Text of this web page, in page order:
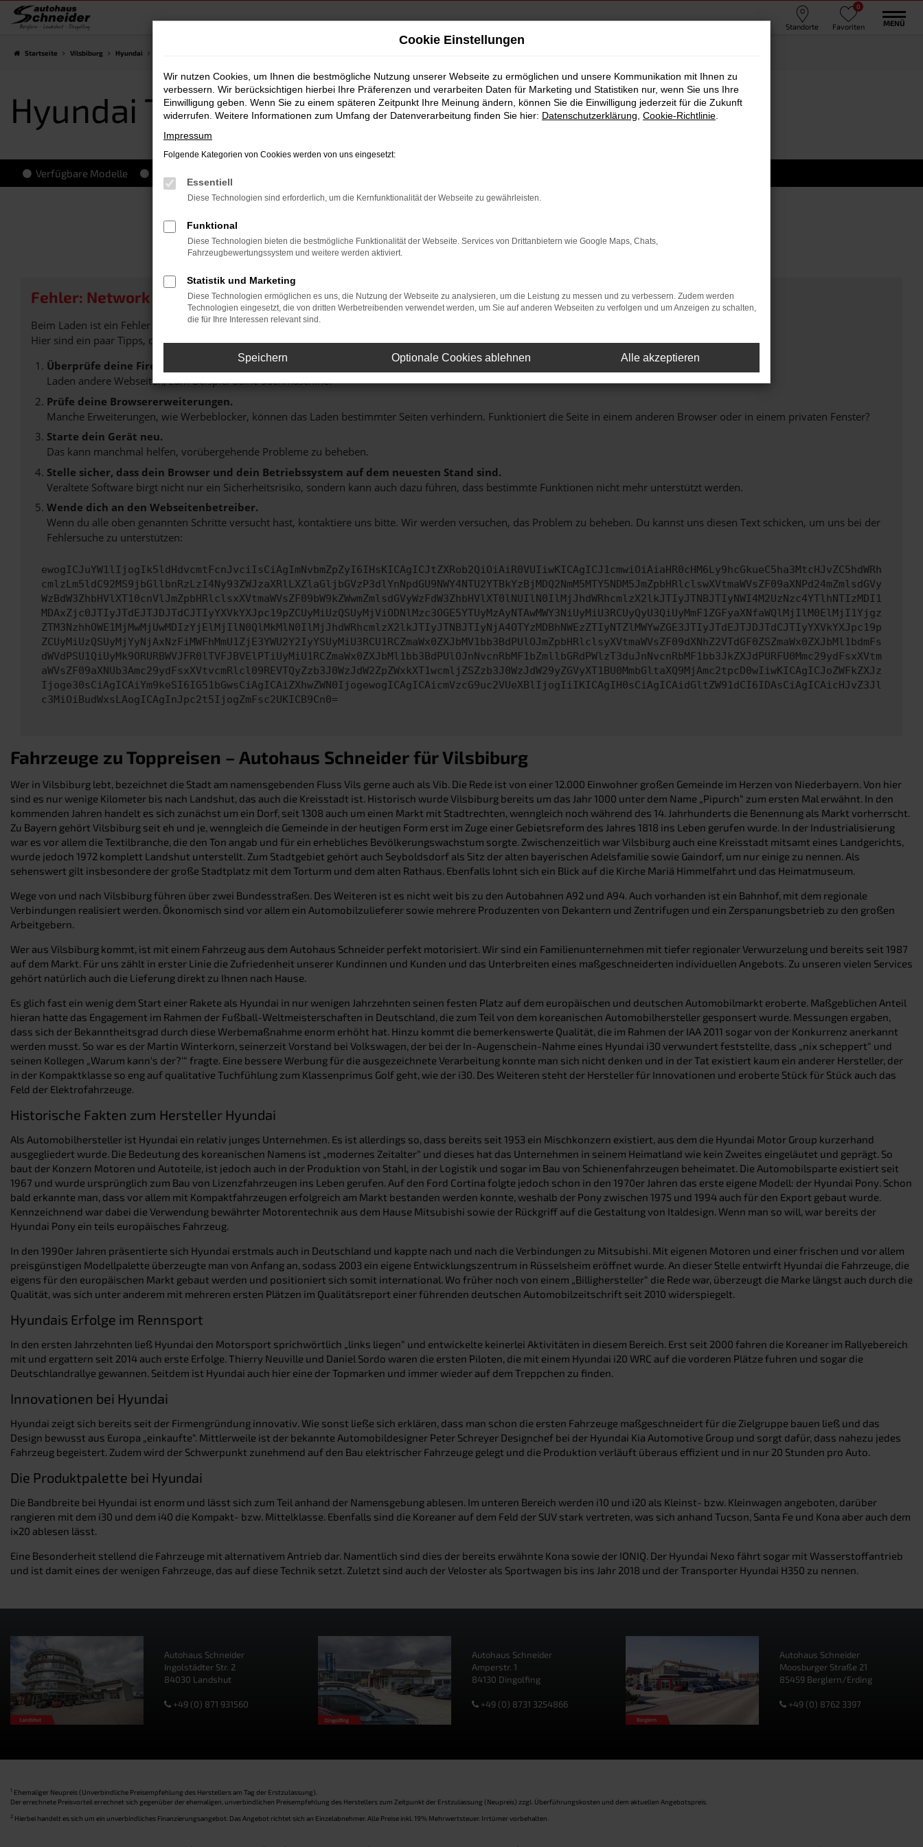
Zum
Standorte
0
Favoriten MENÜ
Startseite Vilsbiburg Hyundai
Hyundai Tageszulassung Vilsbiburg
Verfügbare Modelle
Fehler: Network Error
Beim Laden ist ein Fehler aufgetreten.
Hier sind ein paar Tipps, die dir helfen können:
Überprüfe deine Firewall und deine Internetverbindung.
Laden andere Webseiten, zum Beispiel deine Suchmaschine?
Prüfe deine Browsererweiterungen.
Manche Erweiterungen, wie Werbeblocker, können das Laden bestimmter Seiten verhindern. Funktioniert die Seite in einem anderen Browser oder in einem privaten Fenster?
Starte dein Gerät neu.
Das kann manchmal helfen, vorübergehende Probleme zu beheben.
Stelle sicher, dass dein Browser und dein Betriebssystem auf dem neuesten Stand sind.
Veraltete Software birgt nicht nur ein Sicherheitsrisiko, sondern kann auch dazu führen, dass bestimmte Funktionen nicht mehr unterstützt werden.
Wende dich an den Webseitenbetreiber.
Wenn du alle oben genannten Schritte versucht hast, kontaktiere uns bitte. Wir werden versuchen, das Problem zu beheben. Du kannst uns diesen Text schicken, um uns bei der
Fehlersuche zu unterstützen:
ewogICJuYW1lIjogIk5ldHdvcmtFcnJvciIsCiAgImNvbmZpZyI6IHsKICAgICJtZXRob2QiOiAiR0VUIiwKICAgICJ1cmwiOiAiaHR0cHM6Ly9hcGkueC5ha3MtcHJvZC5hdWRh
cmlzLm5ldC92MS9jbGllbnRzLzI4Ny93ZWJzaXRlLXZlaGljbGVzP3dlYnNpdGU9NWY4NTU2YTBkYzBjMDQ2NmM5MTY5NDM5JmZpbHRlclswXVtmaWVsZF09aXNPd24mZmlsdGVy
WzBdW3ZhbHVlXT10cnVlJmZpbHRlclsxXVtmaWVsZF09bW9kZWwmZmlsdGVyWzFdW3ZhbHVlXT0lNUIlN0IlMjJhdWRhcmlzX2lkJTIyJTNBJTIyNWI4M2UzNzc4YTlhNTIzMDI1
MDAxZjc0JTIyJTdEJTJDJTdCJTIyYXVkYXJpc19pZCUyMiUzQSUyMjViODNlMzc3OGE5YTUyMzAyNTAwMWY3NiUyMiU3RCUyQyU3QiUyMmF1ZGFyaXNfaWQlMjIlM0ElMjI1Yjgz
ZTM3NzhhOWE1MjMwMjUwMDIzYjElMjIlN0QlMkMlN0IlMjJhdWRhcmlzX2lkJTIyJTNBJTIyNjA4OTYzMDBhNWEzZTIyNTZlMWYwZGE3JTIyJTdEJTJDJTdCJTIyYXVkYXJpc19p
ZCUyMiUzQSUyMjYyNjAxNzFiMWFhMmU1ZjE3YWU2Y2IyYSUyMiU3RCU1RCZmaWx0ZXJbMV1bb3BdPUlOJmZpbHRlclsyXVtmaWVsZF09dXNhZ2VTdGF0ZSZmaWx0ZXJbMl1bdmFs
dWVdPSU1QiUyMk9ORURBWVJFR0lTVFJBVElPTiUyMiU1RCZmaWx0ZXJbMl1bb3BdPUlOJnNvcnRbMF1bZmllbGRdPWlzT3duJnNvcnRbMF1bb3JkZXJdPURFU0Mmc29ydFsxXVtm
aWVsZF09aXNUb3Amc29ydFsxXVtvcmRlcl09REVTQyZzb3J0WzJdW2ZpZWxkXT1wcmljZSZzb3J0WzJdW29yZGVyXT1BU0MmbGltaXQ9MjAmc2tpcD0wIiwKICAgICJoZWFkZXJz
Ijoge30sCiAgICAiYm9keSI6IG51bGwsCiAgICAiZXhwZWN0IjogewogICAgICAicmVzcG9uc2VUeXBlIjogIiIKICAgIH0sCiAgICAidGltZW91dCI6IDAsCiAgICAicHJvZ3Jl
c3MiOiBudWxsLAogICAgInJpc2t5IjogZmFsc2UKICB9Cn0=
Fahrzeuge zu Toppreisen – Autohaus Schneider für Vilsbiburg
Wer in Vilsbiburg lebt, bezeichnet die Stadt am namensgebenden Fluss Vils gerne auch als Vib. Die Rede ist von einer 12.000 Einwohner großen Gemeinde im Herzen von Niederbayern. Von hier
sind es nur wenige Kilometer bis nach Landshut, das auch die Kreisstadt ist. Historisch wurde Vilsbiburg bereits um das Jahr 1000 unter dem Name „Pipurch“ zum ersten Mal erwähnt. In den
kommenden Jahren handelt es sich zunächst um ein Dorf, seit 1308 auch um einen Markt mit Stadtrechten, wenngleich noch während des 14. Jahrhunderts die Benennung als Markt vorherrscht.
Zu Bayern gehört Vilsbiburg seit eh und je, wenngleich die Gemeinde in der heutigen Form erst im Zuge einer Gebietsreform des Jahres 1818 ins Leben gerufen wurde. In der Industrialisierung
war es vor allem die Textilbranche, die den Ton angab und für ein erhebliches Bevölkerungswachstum sorgte. Zwischenzeitlich war Vilsbiburg auch eine Kreisstadt mitsamt eines Landgerichts,
wurde jedoch 1972 komplett Landshut unterstellt. Zum Stadtgebiet gehört auch Seyboldsdorf als Sitz der alten bayerischen Adelsfamilie sowie Gaindorf, um nur einige zu nennen. Als
sehenswert gilt insbesondere der große Stadtplatz mit dem Torturm und dem alten Rathaus. Ebenfalls lohnt sich ein Blick auf die Kirche Mariä Himmelfahrt und das Heimatmuseum.
Wege von und nach Vilsbiburg führen über zwei Bundesstraßen. Des Weiteren ist es nicht weit bis zu den Autobahnen A92 und A94. Auch vorhanden ist ein Bahnhof, mit dem regionale
Verbindungen realisiert werden. Ökonomisch sind vor allem ein Automobilzulieferer sowie mehrere Produzenten von Dekantern und Zentrifugen und ein Zerspanungsbetrieb zu den großen
Arbeitgebern.
Wer aus Vilsbiburg kommt, ist mit einem Fahrzeug aus dem Autohaus Schneider perfekt motorisiert. Wir sind ein Familienunternehmen mit tiefer regionaler Verwurzelung und bereits seit 1987
auf dem Markt. Für uns zählt in erster Linie die Zufriedenheit unserer Kundinnen und Kunden und das Unterbreiten eines maßgeschneiderten individuellen Angebots. Zu unseren vielen Services
gehört natürlich auch die Lieferung direkt zu Ihnen nach Hause.
Es glich fast ein wenig dem Start einer Rakete als Hyundai in nur wenigen Jahrzehnten seinen festen Platz auf dem europäischen und deutschen Automobilmarkt eroberte. Maßgeblichen Anteil
hieran hatte das Engagement im Rahmen der Fußball-Weltmeisterschaften in Deutschland, die zum Teil von dem koreanischen Automobilhersteller gesponsert wurde. Messungen ergaben,
dass sich der Bekanntheitsgrad durch diese Werbemaßnahme enorm erhöht hat. Hinzu kommt die bemerkenswerte Qualität, die im Rahmen der IAA 2011 sogar von der Konkurrenz anerkannt
werden musst. So war es der Martin Winterkorn, seinerzeit Vorstand bei Volkswagen, der bei der In-Augenschein-Nahme eines Hyundai i30 verwundert feststellte, dass „nix scheppert“ und
seinen Kollegen „Warum kann‘s der?‘“ fragte. Eine bessere Werbung für die ausgezeichnete Verarbeitung konnte man sich nicht denken und in der Tat existiert kaum ein anderer Hersteller, der
in der Kompaktklasse so eng auf qualitative Tuchfühlung zum Klassenprimus Golf geht, wie der i30. Des Weiteren steht der Hersteller für Innovationen und eroberte Stück für Stück auch das
Feld der Elektrofahrzeuge.
Historische Fakten zum Hersteller Hyundai
Als Automobilhersteller ist Hyundai ein relativ junges Unternehmen. Es ist allerdings so, dass bereits seit 1953 ein Mischkonzern existiert, aus dem die Hyundai Motor Group kurzerhand
ausgegliedert wurde. Die Bedeutung des koreanischen Namens ist „modernes Zeitalter“ und dieses hat das Unternehmen in seinem Heimatland wie kein Zweites eingeläutet und geprägt. So
baut der Konzern Motoren und Autoteile, ist jedoch auch in der Produktion von Stahl, in der Logistik und sogar im Bau von Schienenfahrzeugen beheimatet. Die Automobilsparte existiert seit
1967 und wurde ursprünglich zum Bau von Lizenzfahrzeugen ins Leben gerufen. Auf den Ford Cortina folgte jedoch schon in den 1970er Jahren das erste eigene Modell: der Hyundai Pony. Schon
bald erkannte man, dass vor allem mit Kompaktfahrzeugen erfolgreich am Markt bestanden werden konnte, weshalb der Pony zwischen 1975 und 1994 auch für den Export gebaut wurde.
Kennzeichnend war dabei die Verwendung bewährter Motorentechnik aus dem Hause Mitsubishi sowie der Rückgriff auf die Gestaltung von Italdesign. Wenn man so will, war bereits der
Hyundai Pony ein teils europäisches Fahrzeug.
In den 1990er Jahren präsentierte sich Hyundai erstmals auch in Deutschland und kappte nach und nach die Verbindungen zu Mitsubishi. Mit eigenen Motoren und einer frischen und vor allem
preisgünstigen Modellpalette überzeugte man von Anfang an, sodass 2003 ein eigene Entwicklungszentrum in Rüsselsheim eröffnet wurde. An dieser Stelle entwirft Hyundai die Fahrzeuge, die
eigens für den europäischen Markt gebaut werden und positioniert sich somit international. Wo früher noch von einem „Billighersteller“ die Rede war, überzeugt die Marke längst auch durch die
Qualität, was sich unter anderem mit mehreren ersten Plätzen im Qualitätsreport einer führenden deutschen Automobilzeitschrift seit 2010 widerspiegelt.
Hyundais Erfolge im Rennsport
In den ersten Jahrzehnten ließ Hyundai den Motorsport sprichwörtlich „links liegen“ und entwickelte keinerlei Aktivitäten in diesem Bereich. Erst seit 2000 fahren die Koreaner im Rallyebereich
mit und ergattern seit 2014 auch erste Erfolge. Thierry Neuville und Daniel Sordo waren die ersten Piloten, die mit einem Hyundai i20 WRC auf die vorderen Plätze fuhren und sogar die
Deutschlandrallye gewannen. Seitdem ist Hyundai auch hier eine der Topmarken und immer wieder auf dem Treppchen zu finden.
Innovationen bei Hyundai
Hyundai zeigt sich bereits seit der Firmengründung innovativ. Wie sonst ließe sich erklären, dass man schon die ersten Fahrzeuge maßgeschneidert für die Zielgruppe bauen ließ und das
Design bewusst aus Europa „einkaufte“. Mittlerweile ist der bekannte Automobildesigner Peter Schreyer Designchef bei der Hyundai Kia Automotive Group und sorgt dafür, dass nahezu jedes
Fahrzeug begeistert. Zudem wird der Schwerpunkt zunehmend auf den Bau elektrischer Fahrzeuge gelegt und die Produktion verläuft überaus effizient und in nur 20 Stunden pro Auto.
Die Produktpalette bei Hyundai
Die Bandbreite bei Hyundai ist enorm und lässt sich zum Teil anhand der Namensgebung ablesen. Im unteren Bereich werden i10 und i20 als Kleinst- bzw. Kleinwagen angeboten, darüber
rangieren mit dem i30 und dem i40 die Kompakt- bzw. Mittelklasse. Ebenfalls sind die Koreaner auf dem Feld der SUV stark vertreten, was sich anhand Tucson, Santa Fe und Kona aber auch dem
ix20 ablesen lässt.
Eine Besonderheit stellend die Fahrzeuge mit alternativem Antrieb dar. Namentlich sind dies der bereits erwähnte Kona sowie der IONIQ. Der Hyundai Nexo fährt sogar mit Wasserstoffantrieb
und ist damit eines der wenigen Fahrzeuge, das auf diese Technik setzt. Zuletzt sind auch der Veloster als Sportwagen bis ins Jahr 2018 und der Transporter Hyundai H350 zu nennen.
Autohaus Schneider
Ingolstädter Str. 2
84030 Landshut
+49 (0) 871 931560
Autohaus Schneider
Amperstr. 1
84130 Dingolfing
+49 (0) 8731 3254866
Autohaus Schneider
Moosburger Straße 21
85459 Berglern/Erding
+49 (0) 8762 3397
1 Ehemaliger Neupreis (Unverbindliche Preisempfehlung des Herstellers am Tag der Erstzulassung).
Der errechnete Preisvorteil errechnet sich gegenüber der ehemaligen, unverbindlichen Preisempfehlung des Herstellers zum Zeitpunkt der Erstzulassung (Neupreis) zzgl. Überführungskosten und dem aktuellen Angebotspreis.
2 Hierbei handelt es sich um ein unverbindliches Finanzierungsangebot. Das Angebot richtet sich an Einzelabnehmer. Alle Preise inkl. 19% Mehrwertsteuer. Irrtümer vorbehalten.
Cookie Einstellungen
Wir nutzen Cookies, um Ihnen die bestmögliche Nutzung unserer Webseite zu ermöglichen und unsere Kommunikation mit Ihnen zu
verbessern. Wir berücksichtigen hierbei Ihre Präferenzen und verarbeiten Daten für Marketing und Statistiken nur, wenn Sie uns Ihre
Einwilligung geben. Wenn Sie zu einem späteren Zeitpunkt Ihre Meinung ändern, können Sie die Einwilligung jederzeit für die Zukunft
widerrufen. Weitere Informationen zum Umfang der Datenverarbeitung finden Sie hier: Datenschutzerklärung Cookie-Richtlinie
Impressum
Folgende Kategorien von Cookies werden von uns eingesetzt:
Essentiell
Diese Technologien sind erforderlich, um die Kernfunktionalität der Webseite zu gewährleisten.
Funktional
Diese Technologien bieten die bestmögliche Funktionalität der Webseite. Services von Drittanbietern wie Google Maps, Chats,
Fahrzeugbewertungssystem und weitere werden aktiviert.
Statistik und Marketing
Diese Technologien ermöglichen es uns, die Nutzung der Webseite zu analysieren, um die Leistung zu messen und zu verbessern. Zudem werden
Technologien eingesetzt, die von dritten Werbetreibenden verwendet werden, um Sie auf anderen Webseiten zu verfolgen und um Anzeigen zu schalten,
die für Ihre Interessen relevant sind.
Speichern Optionale Cookies ablehnen Alle akzeptieren